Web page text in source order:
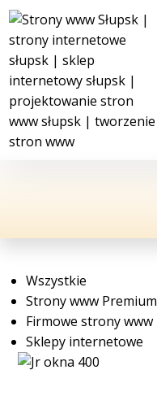
Wszystkie
Strony www Premium
Firmowe strony www
Sklepy internetowe